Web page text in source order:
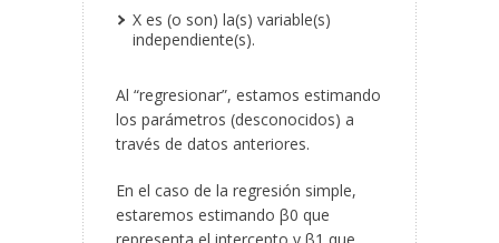
X es (o son) la(s) variable(s)
independiente(s).
Al “regresionar”, estamos estimando
los parámetros (desconocidos) a
través de datos anteriores.
En el caso de la regresión simple,
estaremos estimando β0 que